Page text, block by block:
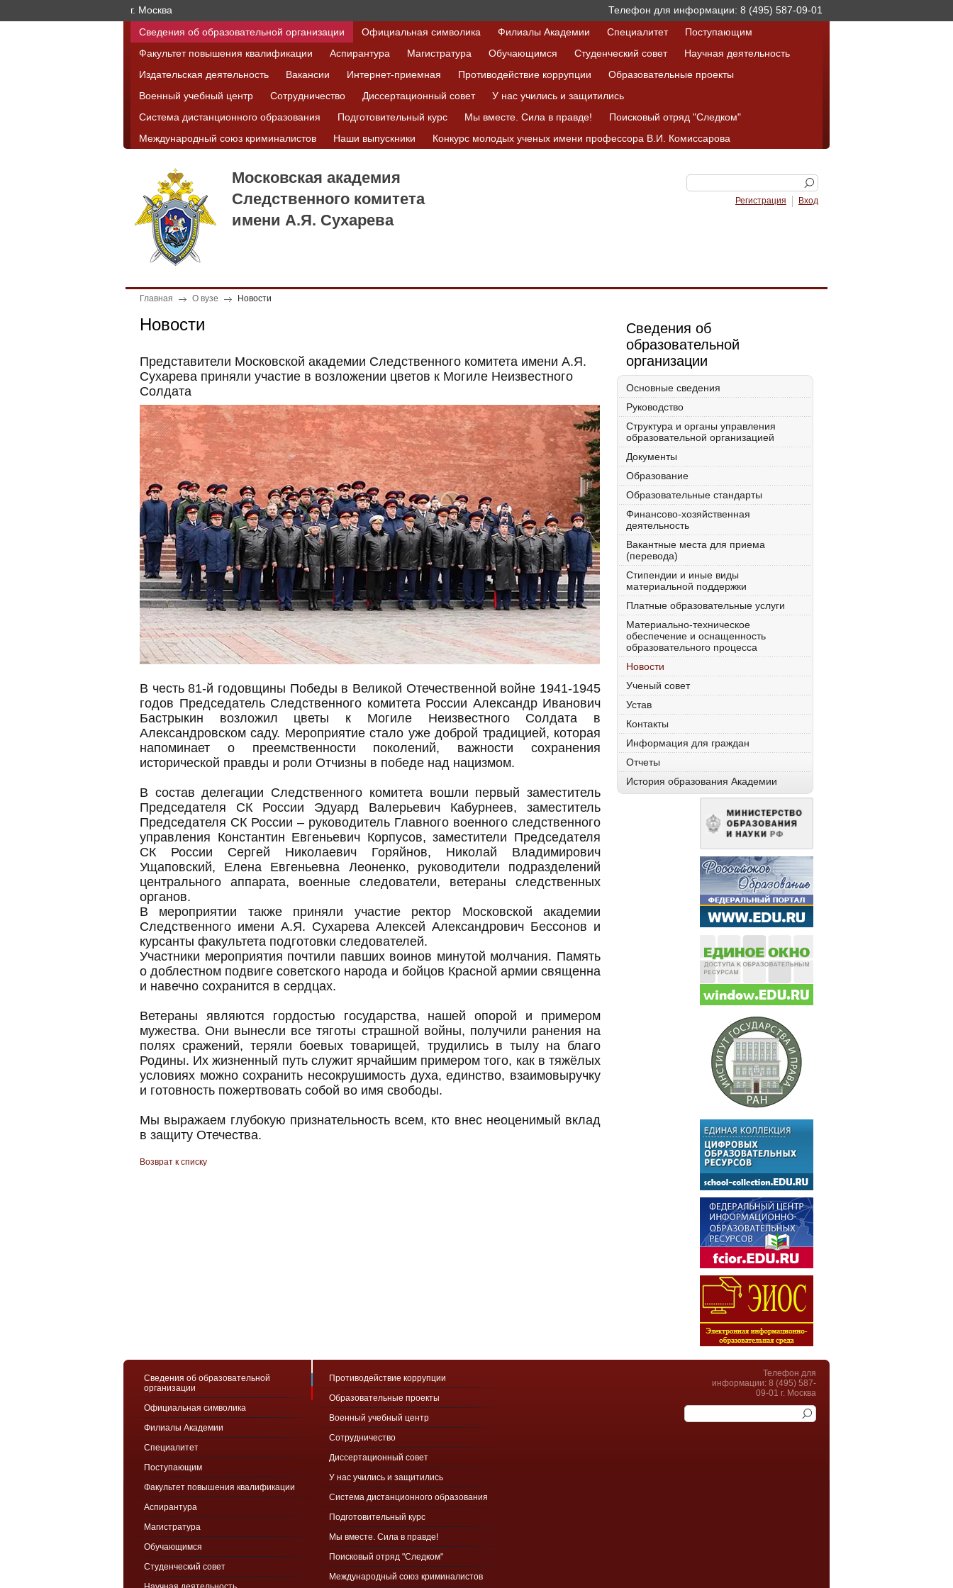
г. Москва
Телефон для информации: 8 (495) 587-09-01
Сведения об образовательной организации
Официальная символика Филиалы Академии Специалитет
Поступающим
Факультет повышения квалификации
Аспирантура Магистратура Обучающимся Студенческий совет
Научная деятельность
Издательская деятельность
Вакансии Интернет-приемная Противодействие коррупции
Образовательные проекты
Военный учебный центр
Сотрудничество Диссертационный совет
У нас учились и защитились
Система дистанционного образования
Подготовительный курс Мы вместе. Сила в правде!
Поисковый отряд "Следком"
Международный союз криминалистов
Наши выпускники Конкурс молодых ученых имени профессора В.И. Комиссарова
Московская академия
Следственного комитета
имени А.Я. Сухарева
Регистрация Вход
Главная О вузе Новости
Сведения об
образовательной
организации
Основные сведения
Руководство
Структура и органы управления
образовательной организацией
Документы
Образование
Образовательные стандарты
Финансово-хозяйственная
деятельность
Вакантные места для приема
(перевода)
Стипендии и иные виды
материальной поддержки
Платные образовательные услуги
Материально-техническое
обеспечение и оснащенность
образовательного процесса
Новости
Ученый совет
Устав
Контакты
Информация для граждан
Отчеты
История образования Академии
Новости
Представители Московской академии Следственного комитета имени А.Я.
Сухарева приняли участие в возложении цветов к Могиле Неизвестного
Солдата
В честь 81-й годовщины Победы в Великой Отечественной войне 1941-1945
годов Председатель Следственного комитета России Александр Иванович
Бастрыкин возложил цветы к Могиле Неизвестного Солдата в
Александровском саду. Мероприятие стало уже доброй традицией, которая
напоминает о преемственности поколений, важности сохранения
исторической правды и роли Отчизны в победе над нацизмом.
В состав делегации Следственного комитета вошли первый заместитель
Председателя СК России Эдуард Валерьевич Кабурнеев, заместитель
Председателя СК России – руководитель Главного военного следственного
управления Константин Евгеньевич Корпусов, заместители Председателя
СК России Сергей Николаевич Горяйнов, Николай Владимирович
Ущаповский, Елена Евгеньевна Леоненко, руководители подразделений
центрального аппарата, военные следователи, ветераны следственных
органов.
В мероприятии также приняли участие ректор Московской академии
Следственного имени А.Я. Сухарева Алексей Александрович Бессонов и
курсанты факультета подготовки следователей.
Участники мероприятия почтили павших воинов минутой молчания. Память
о доблестном подвиге советского народа и бойцов Красной армии священна
и навечно сохранится в сердцах.
Ветераны являются гордостью государства, нашей опорой и примером
мужества. Они вынесли все тяготы страшной войны, получили ранения на
полях сражений, теряли боевых товарищей, трудились в тылу на благо
Родины. Их жизненный путь служит ярчайшим примером того, как в тяжёлых
условиях можно сохранить несокрушимость духа, единство, взаимовыручку
и готовность пожертвовать собой во имя свободы.
Мы выражаем глубокую признательность всем, кто внес неоценимый вклад
в защиту Отечества.
Возврат к списку
Сведения об образовательной
организации
Официальная символика
Филиалы Академии
Специалитет
Поступающим
Факультет повышения квалификации
Аспирантура
Магистратура
Обучающимся
Студенческий совет
Противодействие коррупции
Образовательные проекты
Военный учебный центр
Сотрудничество
Диссертационный совет
У нас учились и защитились
Система дистанционного образования
Подготовительный курс
Мы вместе. Сила в правде!
Поисковый отряд "Следком"
Международный союз криминалистов
Телефон для
информации: 8 (495) 587-
09-01 г. Москва